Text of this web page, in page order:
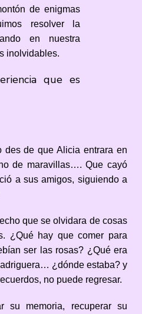
de enigmas
resolver la
en nuestra
inolvidables.
que es
des de que Alicia entrara en
de maravillas…. Que cayó
a sus amigos, siguiendo a
que se olvidara de cosas
¿Qué hay que comer para
ser las rosas? ¿Qué era
¿dónde estaba? y
no puede regresar.
su memoria, recuperar su